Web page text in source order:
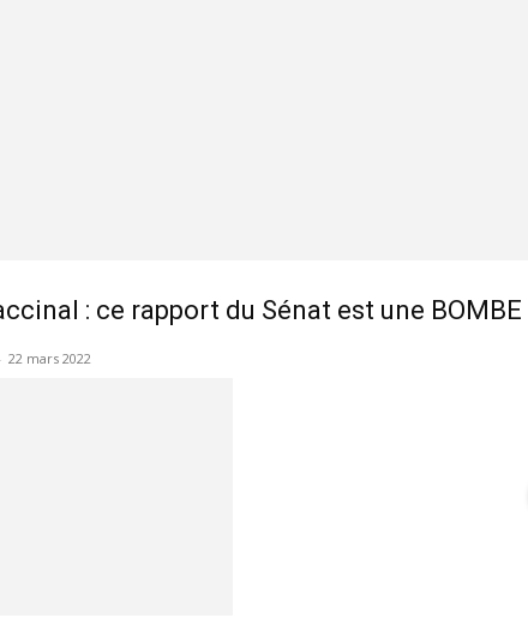
: ce rapport du Sénat est une BOMBE
- 22 mars 2022